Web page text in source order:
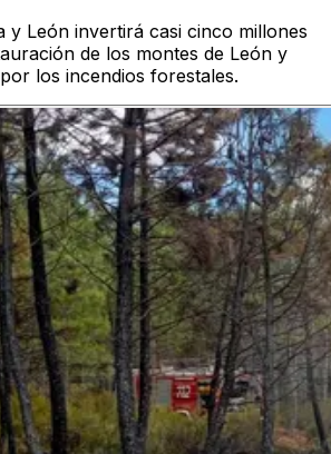
y León invertirá casi cinco millones
de los montes de León y
los incendios forestales.